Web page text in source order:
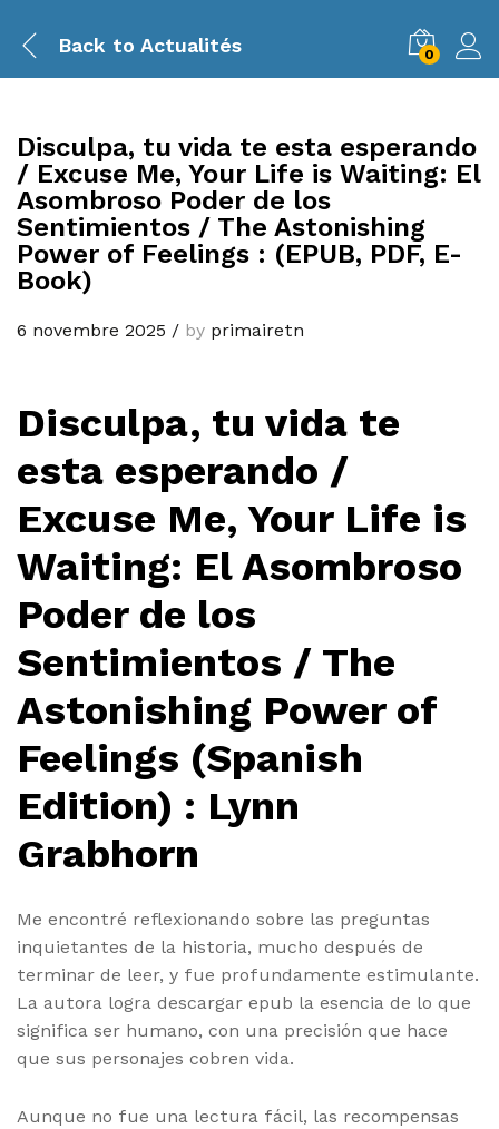
Back to Actualités 0
Disculpa, tu vida te esta esperando
/ Excuse Me, Your Life is Waiting: El
Asombroso Poder de los
Sentimientos / The Astonishing
Power of Feelings : (EPUB, PDF, E-
Book)
6 novembre 2025 / by primairetn
Disculpa, tu vida te
esta esperando /
Excuse Me, Your Life is
Waiting: El Asombroso
Poder de los
Sentimientos / The
Astonishing Power of
Feelings (Spanish
Edition) : Lynn
Grabhorn
Me encontré reflexionando sobre las preguntas
inquietantes de la historia, mucho después de
terminar de leer, y fue profundamente estimulante.
La autora logra descargar epub la esencia de lo que
significa ser humano, con una precisión que hace
que sus personajes cobren vida.
Aunque no fue una lectura fácil, las recompensas